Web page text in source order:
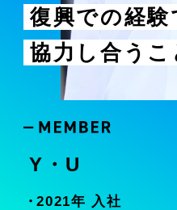
復興での経験
協力し合うこ
Y・U
2021年 入社